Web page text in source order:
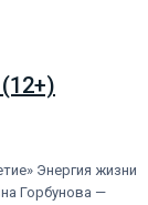
Энергия жизни
Горбунова —